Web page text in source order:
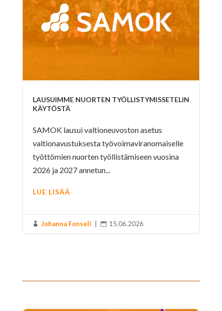
LAUSUIMME NUORTEN TYÖLLISTYMISSETELIN
KÄYTÖSTÄ
SAMOK lausui valtioneuvoston asetus
valtionavustuksesta työvoimaviranomaiselle
työttömien nuorten työllistämiseen vuosina
2026 ja 2027 annetun...
LUE LISÄÄ
 Johanna Fonsell  15.06.2026